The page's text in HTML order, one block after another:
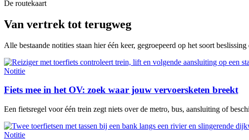
De routekaart
Van vertrek tot terugweg
Alle bestaande notities staan hier één keer, gegroepeerd op het soort
Notitie
Fiets mee in het OV: zoek waar jouw vervoersketen breekt
Een fietsregel voor één trein zegt niets over de metro, bus, aansluiting of
Notitie